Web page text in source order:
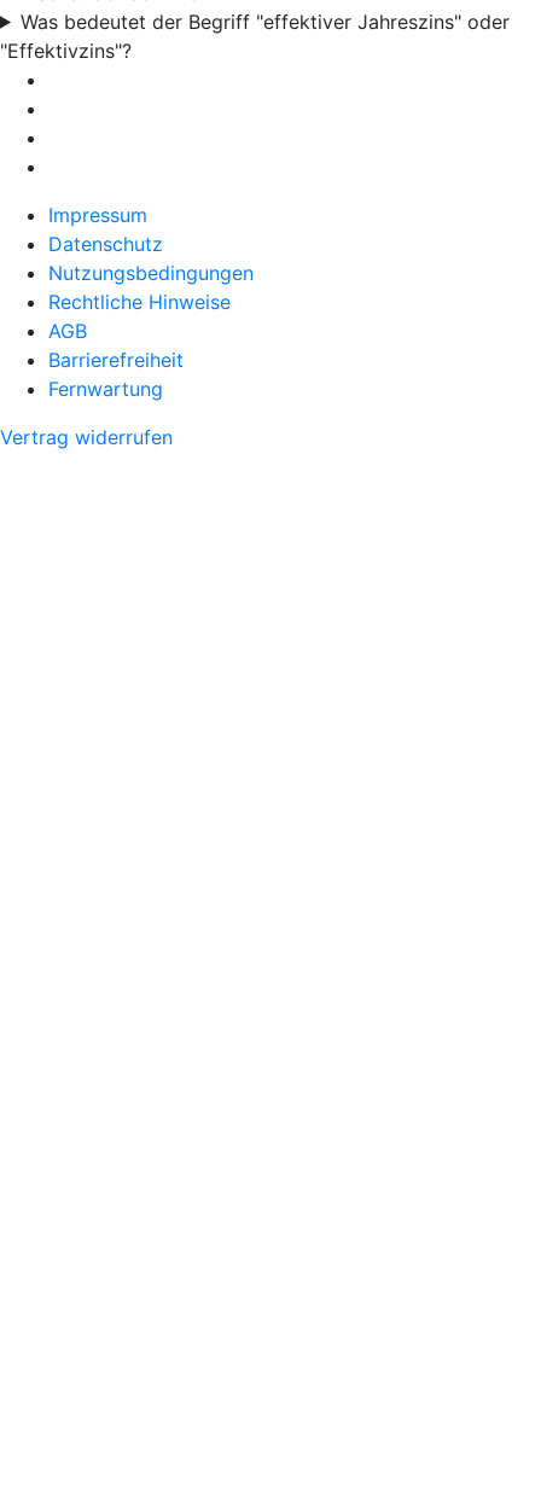
Was bedeutet der Begriff "effektiver Jahreszins" oder
"Effektivzins"?
Impressum
Datenschutz
Nutzungsbedingungen
Rechtliche Hinweise
AGB
Barrierefreiheit
Fernwartung
Vertrag widerrufen